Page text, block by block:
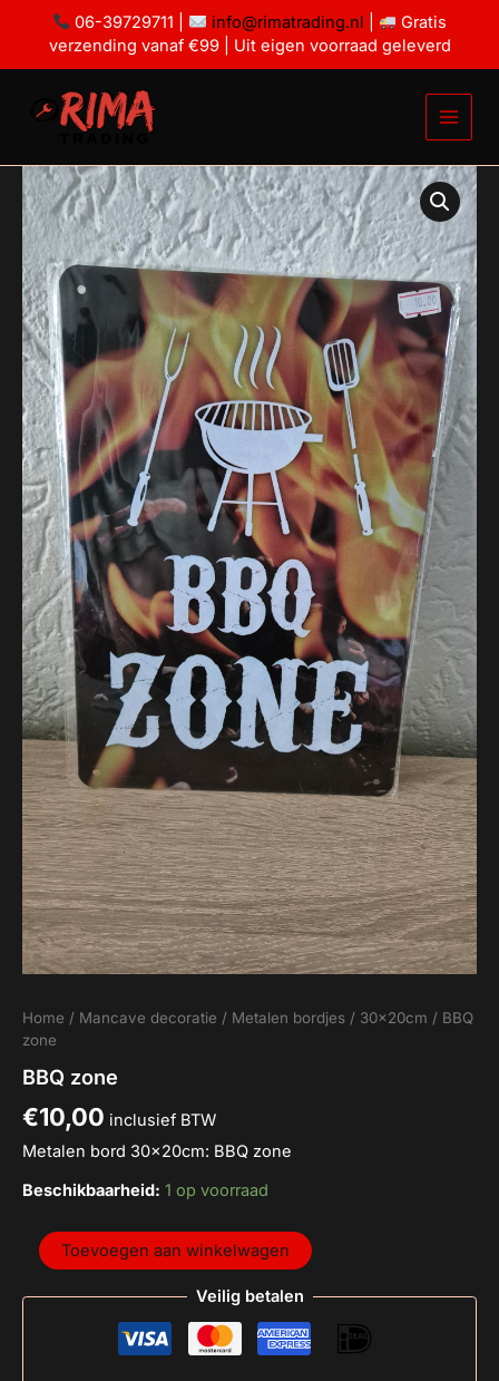
06-39729711 | info@rimatrading.nl
Gratis
verzending vanaf €99 | Uit eigen voorraad geleverd
Home / Mancave decoratie / Metalen bordjes / 30x20cm / BBQ
zone
BBQ zone
€10,00 inclusief BTW
Metalen bord 30x20cm: BBQ zone
Beschikbaarheid: 1 op voorraad
BBQ
zone
aantal
Toevoegen aan winkelwagen
Veilig betalen